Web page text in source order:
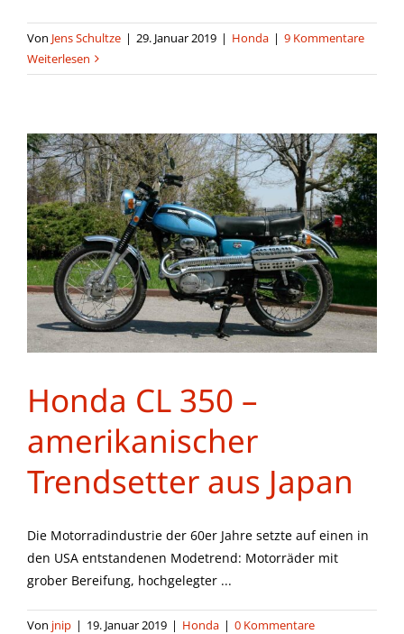
Von Jens Schultze | 29. Januar 2019 | Honda | 9 Kommentare
Weiterlesen
Honda CL 350 –
amerikanischer
Trendsetter aus Japan
Die Motorradindustrie der 60er Jahre setzte auf einen in
den USA entstandenen Modetrend: Motorräder mit
grober Bereifung, hochgelegter ...
Von jnip | 19. Januar 2019 | Honda | 0 Kommentare